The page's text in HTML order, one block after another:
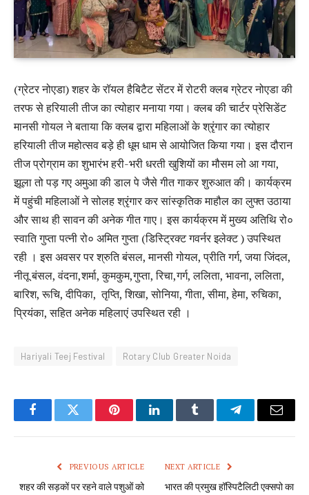
(ग्रेटर नोएडा) शहर के रॉयल हैबिटैट सेंटर में रोटरी क्लब ग्रेटर नोएडा की
तरफ से हरियाली तीज का त्योहार मनाया गया। क्लब की चार्टर प्रेसिडेंट
मानसी गोयल ने बताया कि क्लब द्वारा महिलाओं के श्रृंगार का त्योहार
हरियाली तीज महोत्सव बड़े ही धूम धाम से आयोजित किया गया। इस दौरान
तीज प्रोग्राम का शुभारंभ हरी-भरी धरती खुशियों का मौसम लो आ गया,
झूला तो पड़ गए अमुआ की डाल पे जैसे गीत गाकर शुरुआत की। कार्यक्रम
में पहुंची महिलाओं ने सोलह श्रृंगार कर सांस्कृतिक माहौल का लुफ्त उठाया
और साथ ही सावन की अनेक गीत गाए। इस कार्यक्रम में मुख्य अतिथि रो०
स्वाति गुप्ता पत्नी रो० अमित गुप्ता (डिस्ट्रिक्ट गवर्नर इलेक्ट ) उपस्थित
रही । इस अवसर पर श्रुति बंसल, मानसी गोयल, प्रीति गर्ग, जया जिंदल,
नीतू बंसल, वंदना,शर्मा, कुमकुम,गुप्ता, रिचा,गर्ग, ललिता, भावना, ललिता,
बारिश, रूचि, दीपिका, तृप्ति, शिखा, सोनिया, गीता, सीमा, हेमा, रुचिका,
प्रियंका, सहित अनेक महिलाएं उपस्थित रही ।
Hariyali Teej Festival Rotary Club Greater Noida
FacebookTwitter PinterestLinkedInTumblr TelegramEmail
PREVIOUS ARTICLE
शहर की सड़कों पर रहने वाले पशुओं को
NEXT ARTICLE
भारत की प्रमुख हॉस्पिटैलिटी एक्सपो का